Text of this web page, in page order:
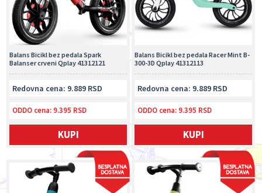
Balans Bicikl bez pedala Racer Mint B-
300-3D Qplay 41312113
Redovna cena: 9.889 RSD
ODDO cena: 9.395 RSD
KUPI
Balans Bicikl bez pedala Spark
Balanser crveni Qplay 41312121
Redovna cena: 9.889 RSD
ODDO cena: 9.395 RSD
KUPI